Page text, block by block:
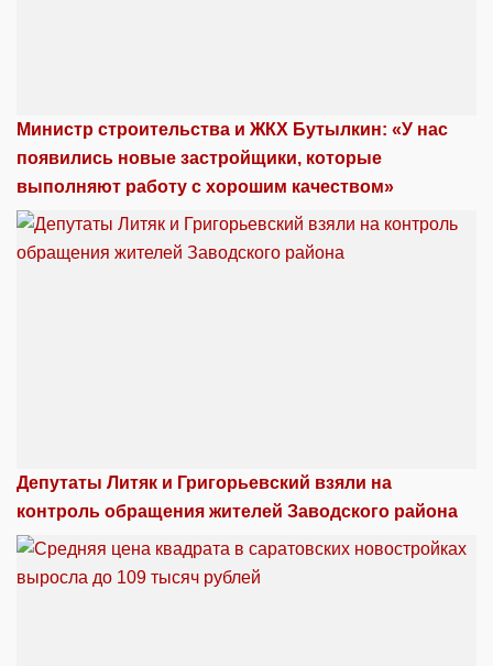
Министр строительства и ЖКХ Бутылкин: «У нас
появились новые застройщики, которые
выполняют работу с хорошим качеством»
Депутаты Литяк и Григорьевский взяли на
контроль обращения жителей Заводского района